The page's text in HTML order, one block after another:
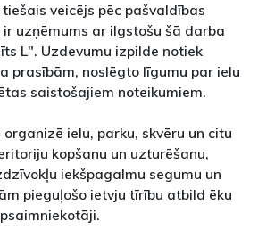
veicējs pēc pašvaldības
uzņēmums ar ilgstošu šā darba
L". Uzdevumu izpilde notiek
prasībām, noslēgto līgumu par ielu
saistošajiem noteikumiem.
ielu, parku, skvēru un citu
kopšanu un uzturēšanu,
iekšpagalmu segumu un
pieguļošo ietvju tīrību atbild ēku